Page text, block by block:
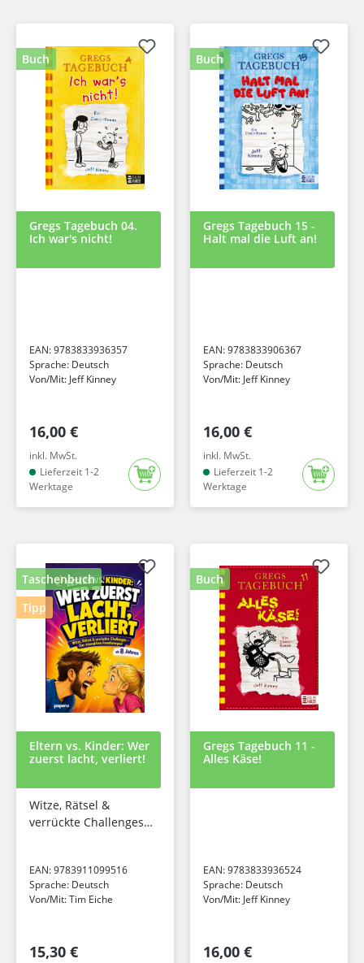
Buch
Gregs Tagebuch 04.
Ich war's nicht!
EAN:9783833936357
Sprache: Deutsch
Von/Mit: Jeff Kinney
16,00 €
inkl. MwSt.
Lieferzeit 1-2
Werktage
Buch
Gregs Tagebuch 15 -
Halt mal die Luft an!
EAN:9783833906367
Sprache: Deutsch
Von/Mit: Jeff Kinney
16,00 €
inkl. MwSt.
Lieferzeit 1-2
Werktage
Taschenbuch
Tipp
Eltern vs. Kinder: Wer
zuerst lacht, verliert!
Witze, Rätsel &
verrückte Challenges -
Jahren
EAN:9783911099516
Sprache: Deutsch
Von/Mit:Tim Eiche
15,30 €
Buch
Gregs Tagebuch 11 -
Alles Käse!
EAN:9783833936524
Sprache: Deutsch
Von/Mit: Jeff Kinney
16,00 €